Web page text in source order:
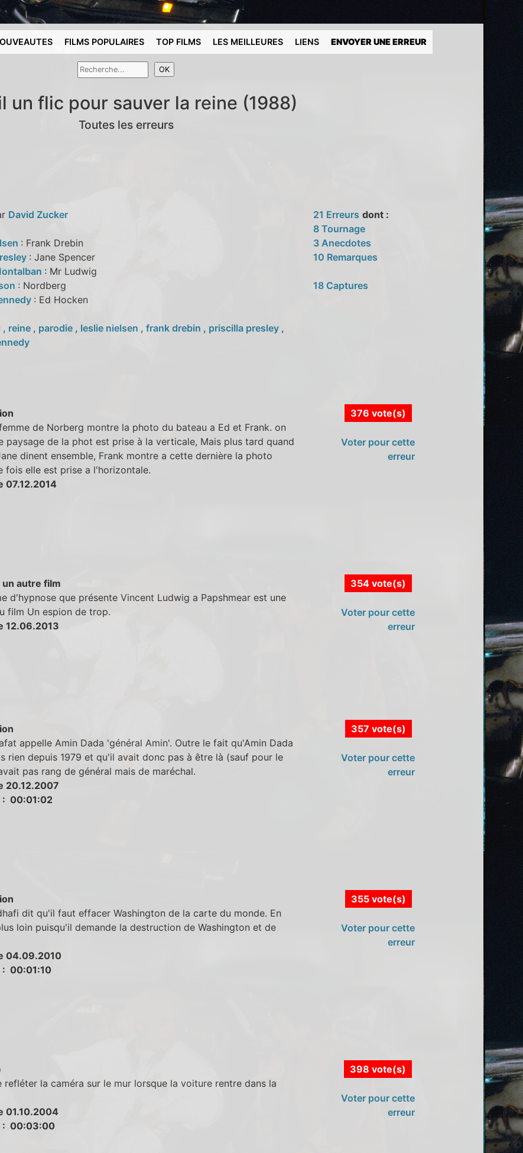
FILMS POPULAIRES TOP FILMS LES MEILLEURES LIENS ENVOYER UNE ERREUR
un flic pour sauver la reine (1988)
Toutes les erreurs
David Zucker
: Frank Drebin
: Jane Spencer
: Mr Ludwig
: Nordberg
: Ed Hocken
, reine , parodie , leslie nielsen , frank drebin , priscilla presley ,
21 Erreurs dont :
8 Tournage
3 Anecdotes
10 Remarques
18 Captures
de Norberg montre la photo du bateau a Ed et Frank. on
paysage de la phot est prise à la verticale, Mais plus tard quand
dinent ensemble, Frank montre a cette dernière la photo
fois elle est prise a l'horizontale.
07.12.2014
376 vote(s)
Voter pour cette
erreur
un autre film
d'hypnose que présente Vincent Ludwig a Papshmear est une
film Un espion de trop.
12.06.2013
354 vote(s)
Voter pour cette
erreur
appelle Amin Dada 'général Amin'. Outre le fait qu'Amin Dada
rien depuis 1979 et qu'il avait donc pas à être là (sauf pour le
pas rang de général mais de maréchal.
20.12.2007
: 00:01:02
357 vote(s)
Voter pour cette
erreur
dit qu'il faut effacer Washington de la carte du monde. En
loin puisqu'il demande la destruction de Washington et de
04.09.2010
: 00:01:10
355 vote(s)
Voter pour cette
erreur
refléter la caméra sur le mur lorsque la voiture rentre dans la
01.10.2004
: 00:03:00
398 vote(s)
Voter pour cette
erreur